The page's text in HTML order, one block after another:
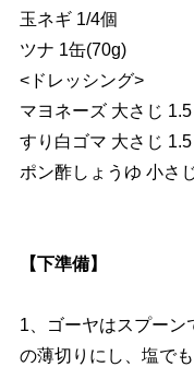
玉ネギ 1/4個
ツナ 1缶(70g)
<ドレッシング>
マヨネーズ 大さじ 1.5
すり白ゴマ 大さじ 1.5
ポン酢しょうゆ 小さ
【下準備】
1、ゴーヤはスプーン
の薄切りにし、塩で